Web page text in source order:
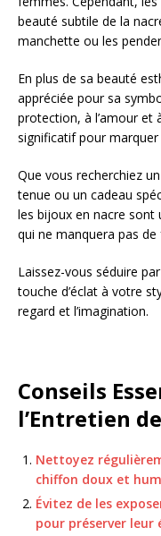
beauté subtile de la
manchette ou les
En plus de sa beauté
appréciée pour sa
protection, à l’amour et
significatif pour
Que vous recherchiez
tenue ou un cadeau
les bijoux en nacre
qui ne manquera pas
Laissez-vous séduire
touche d’éclat à votre
regard et l’imagination.
Conseils
l’Entretien
Nettoyez
chiffon doux et
Évitez de les
pour préserver leur